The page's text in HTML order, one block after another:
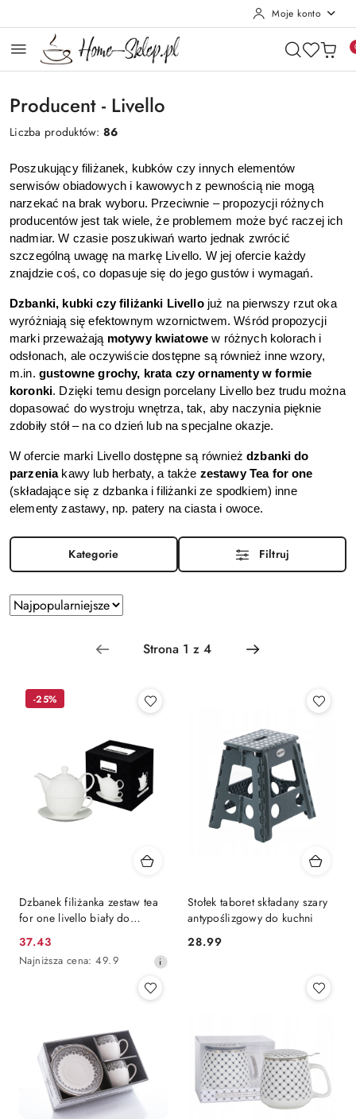
Moje konto
Producent - Livello
Liczba produktów:86
Poszukujący filiżanek, kubków czy innych elementów
serwisów obiadowych i kawowych z pewnością nie mogą
narzekać na brak wyboru. Przeciwnie – propozycji różnych
producentów jest tak wiele, że problemem może być raczej ich
nadmiar. W czasie poszukiwań warto jednak zwrócić
szczególną uwagę na markę Livello. W jej ofercie każdy
znajdzie coś, co dopasuje się do jego gustów i wymagań.
Dzbanki, kubki czy filiżanki Livello już na pierwszy rzut oka
wyróżniają się efektownym wzornictwem. Wśród propozycji
marki przeważają motywy kwiatowe w różnych kolorach i
odsłonach, ale oczywiście dostępne są również inne wzory,
m.in. gustowne grochy, krata czy ornamenty w formie
koronki. Dzięki temu design porcelany Livello bez trudu można
dopasować do wystroju wnętrza, tak, aby naczynia pięknie
zdobiły stół – na co dzień lub na specjalne okazje.
W ofercie marki Livello dostępne są również dzbanki do
parzenia kawy lub herbaty, a także zestawy Tea for one
(składające się z dzbanka i filiżanki ze spodkiem) inne
elementy zastawy, np. patery na ciasta i owoce.
Kategorie Filtruj
Zastosowano
sortowanie:
Najpopularniejsze.
Sortuj
według
Dzbanek filiżanka zestaw tea
for one livello biały do
herbaty
Cena
promocyjna:
37.43
Najniższa
obniżką
Najniższa cena: 49.9
-25%
Stołek taboret składany szary
antypoślizgowy do kuchni
Cena:
28.99